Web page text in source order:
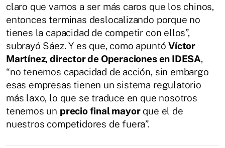
claro que vamos a ser más caros que los chinos,
entonces terminas deslocalizando porque no
tienes la capacidad de competir con ellos”,
subrayó Sáez. Y es que, como apuntóVíctor
Martínez, director de Operaciones en IDESA,
“no tenemos capacidad de acción, sin embargo
esas empresas tienen un sistema regulatorio
más laxo, lo que se traduce en que nosotros
tenemos un precio final mayorque el de
nuestros competidores de fuera”.